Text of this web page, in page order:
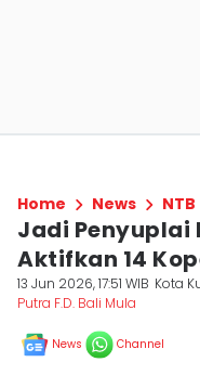
Home News NTB
Jadi Penyuplai
Aktifkan 14
13 Jun 2026, 17:51 WIB Kota
Putra F.D. Bali Mula
News Channel